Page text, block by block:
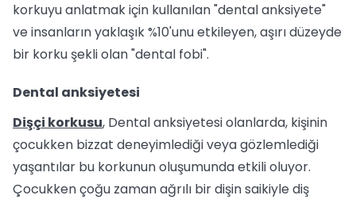
korkuyu anlatmak için kullanılan "dental anksiyete"
ve insanların yaklaşık %10'unu etkileyen, aşırı düzeyde
bir korku şekli olan "dental fobi".
Dental anksiyetesi
Dişçi korkusu, Dental anksiyetesi olanlarda, kişinin
çocukken bizzat deneyimlediği veya gözlemlediği
yaşantılar bu korkunun oluşumunda etkili oluyor.
Çocukken çoğu zaman ağrılı bir dişin saikiyle diş